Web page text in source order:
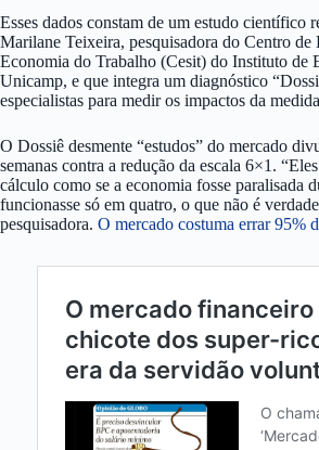
Esses dados constam de um estudo científico
Marilane Teixeira, pesquisadora do Centro de
Economia do Trabalho (Cesit) do Instituto de
Unicamp, e que integra um diagnóstico
especialistas para medir os impactos da
O Dossiê desmente “estudos” do mercado
semanas contra a redução da escala 6×1.
cálculo como se a economia fosse paralisada
funcionasse só em quatro, o que não é
pesquisadora. O mercado costuma errar 95%